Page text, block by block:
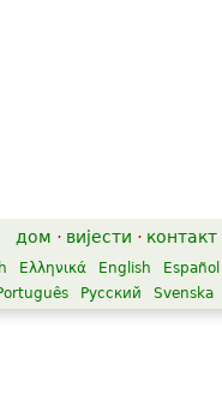
дом · вијести · контакт
Ελληνικά English Español
Русский Svenska